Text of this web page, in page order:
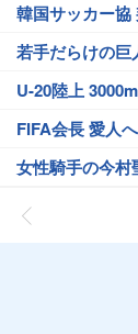
韓国サッカー協
若手だらけの巨
U-20陸上
FIFA会長 愛人
女性騎手の今村